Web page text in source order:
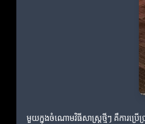
មួយក្នុងចំណោមវិធីសាស្ត្រថ្មីៗ គឺការប្រើ